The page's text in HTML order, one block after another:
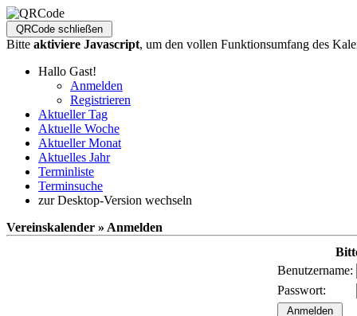
Bitte aktiviere Javascript, um den vollen Funktionsumfang des
Hallo Gast!
Anmelden
Registrieren
Aktueller Tag
Aktuelle Woche
Aktueller Monat
Aktuelles Jahr
Terminliste
Terminsuche
zur Desktop-Version wechseln
Vereinskalender » Anmelden
Benutzername:
Passwort: